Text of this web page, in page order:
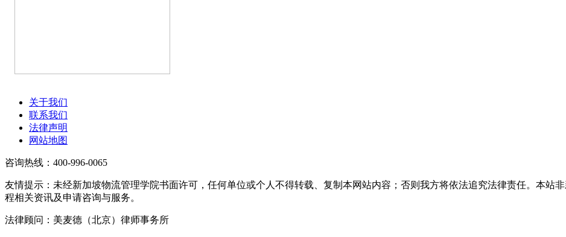
关于我们
联系我们
法律声明
网站地图
咨询热线：400-996-0065
友情提示：未经新加坡物流管理学院书面许可，任何单位或个人不得转载、复制本网站内容；否则我方将依法追究法律责任。本站
程相关资讯及申请咨询与服务。
法律顾问：美麦德（北京）律师事务所